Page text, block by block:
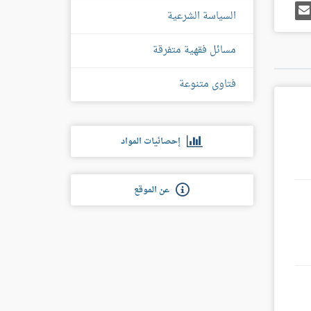
إرسل
إيميل
السياسة الشرعية
مسائل فقهية متفرقة
فتاوى متنوعة
إحصائيات المواد
عن الموقع